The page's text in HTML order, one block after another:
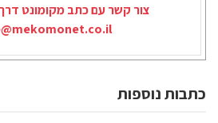
צור קשר עם כתב מקומונט
כתבות נוספות